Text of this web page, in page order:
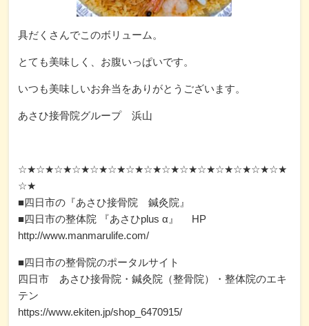
具だくさんでこのボリューム。
とても美味しく、お腹いっぱいです。
いつも美味しいお弁当をありがとうございます。
あさひ接骨院グループ 浜山
☆★☆★☆★☆★☆★☆★☆★☆★☆★☆★☆★☆★☆★☆★☆★
☆★
■四日市の『あさひ接骨院 鍼灸院』
■四日市の整体院 『あさひplus α』 HP
http://www.manmarulife.com/
■四日市の整骨院のポータルサイト
四日市 あさひ接骨院・鍼灸院（整骨院）・整体院のエキ
テン
https://www.ekiten.jp/shop_6470915/